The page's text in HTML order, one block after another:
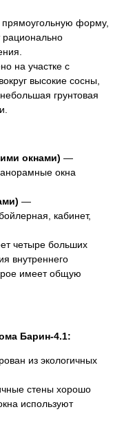
форму,
рационально
на участке с
высокие сосны,
грунтовая
окнами) —
окна
—
кабинет,
четыре больших
внутреннего
имеет общую
Барин-4.1:
из экологичных
стены хорошо
используют